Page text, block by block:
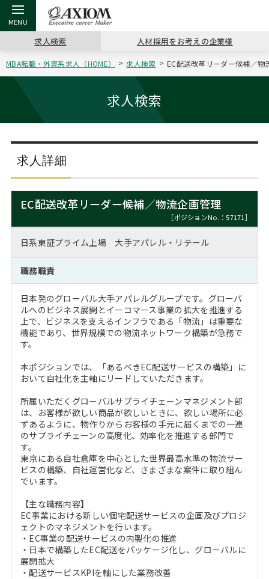
戻る
アクシアムの特長
戻る
コンサ
サービス案内
戻る
キャリ
コンサルタントの紹介
戻る
キャリア支援 TOP
キャリアデザイン講座
（最新求人市場動向）
戻る
MBAの
おわり
ステージ別アドバイス
MBAの転職事例
MBAからのFAQ
MBA留学生数の推移
戻る
日本か
MBAを生かす求人特集
年齢と年収の相関図
戻る
転職ツール TOP
英文レジュメの書き方
戻る
パワー
職務経歴書の書き方
外資系／面接攻略のコツ
戻る
転職コラム TOP
“展”職相談室
転職市場の明日をよめ
キャリアに効く一冊
注目企業インタビュー
戻る
イベント・セミナー TOP
ジョブフェア
キャリアデザインセミナー
プロ経営者の特別セミナー
Career Talk Live
MBA NETWORKING
戻る
会社概要 TOP
沿革
主なクライアント
パブリシティ
ニュースリリース
求人検索 人材採用をお考えの企業様
MBA転職・外資系求人（HOME） 求人検索 EC配送改革リーダー候補／
求人検索
求人詳細
EC配送改革リーダー候補／物流企画管理
［ポジションNo.：57171］
日系東証プライム上場 大手アパレル・リテール
職務職責
日本発のグローバル大手アパレルグループです。グローバ
ルへのビジネス展開とイーコマース事業の拡大を推進する
上で、ビジネスを支えるインフラである「物流」は重要な
機能であり、世界規模での物流ネットワーク構築が急務で
す。
本ポジションでは、「あるべきEC配送サービスの構築」に
おいて自社化を主軸にリードしていただきます。
所属いただくグローバルサプライチェーンマネジメント部
は、お客様が欲しい商品が欲しいときに、欲しい場所に必
ずあるように、物作りからお客様の手元に届くまでの一連
のサプライチェーンの高度化、効率化を推進する部門で
す。
東京にある自社倉庫を中心とした世界最高水準の物流サー
ビスの構築、自社運営化など、さまざまな案件に取り組ん
でいます。
【主な職務内容】
EC事業における新しい個宅配送サービスの企画及びプロジ
ェクトのマネジメントを行います。
・EC事業の配送サービスの内製化の推進
・日本で構築したEC配送をパッケージ化し、グローバルに
展開拡大
・配送サービスKPIを軸にした業務改善